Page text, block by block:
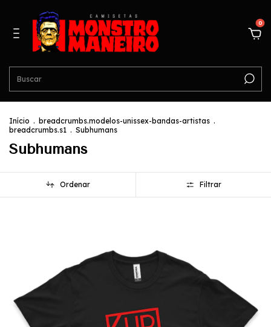
0
Início . breadcrumbs.modelos-unissex-bandas-artistas .
breadcrumbs.s1 . Subhumans
Subhumans
Ordenar Filtrar